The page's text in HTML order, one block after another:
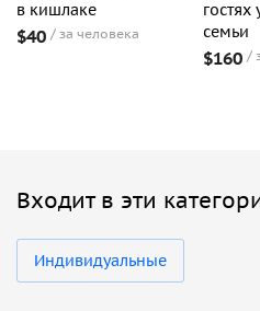
в кишлаке
$40 за человека
гостях
семьи
$160
Входит в эти
Индивидуальные